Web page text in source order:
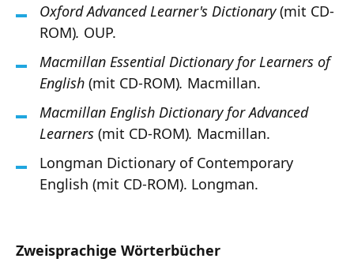
OxfordAdvancedLearner's Dictionary(mit CD-
ROM). OUP.
Macmillan Essential Dictionary for Learners of
English (mit CD-ROM). Macmillan.
Macmillan English Dictionary for Advanced
Learners (mit CD-ROM). Macmillan.
Longman Dictionary of Contemporary
English (mit CD-ROM). Longman.
Zweisprachige Wörterbücher